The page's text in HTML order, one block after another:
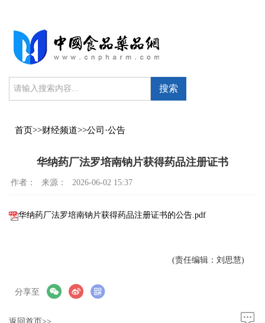
搜索
首页>>财经频道>>公司·公告
华纳药厂法罗培南钠片获得药品注册证书
作者： 来源： 2026-06-02 15:37
华纳药厂法罗培南钠片获得药品注册证书的公告.pdf
(责任编辑：刘思慧)
分享至